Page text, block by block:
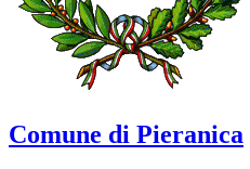
Comune di Pieranica